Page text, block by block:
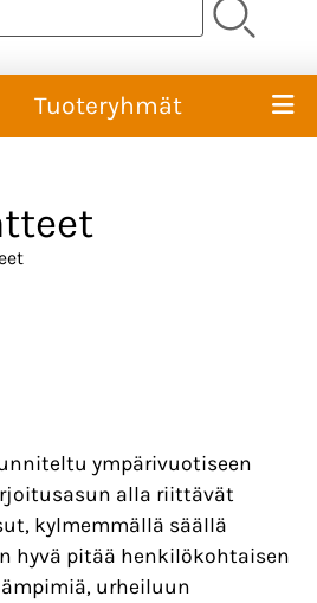
Tuoteryhmät
ympärivuotiseen
alla riittävät
kylmemmällä säällä
hyvä pitää henkilökohtaisen
urheiluun